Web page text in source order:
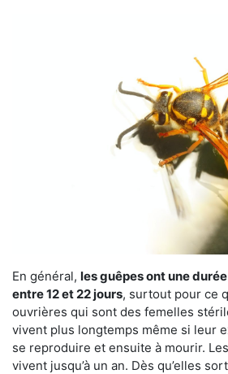
En général, les guêpes ont une
entre 12 et 22 jours, surtout pour ce
ouvrières qui sont des femelles
vivent plus longtemps même si leur
se reproduire et ensuite à mourir.
vivent jusqu’à un an. Dès qu’elles